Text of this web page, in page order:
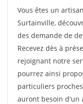
Vous êtes un
Surtainville,
des demande de
Recevez dès à
rejoignant notre
pourrez ainsi
particuliers
auront besoin d'un